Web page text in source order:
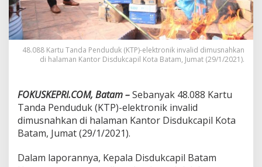
n
,
4
8
r
i
K
T
P
E
l
k
t
48.088 Kartu Tanda Penduduk (KTP)-elektronik invalid dimusnahkan
di halaman Kantor Disdukcapil Kota Batam, Jumat (29/1/2021).
FOKUSKEPRI.COM, Batam –Sebanyak 48.088 Kartu
Tanda Penduduk (KTP)-elektronik invalid
dimusnahkan di halaman Kantor Disdukcapil Kota
Batam, Jumat (29/1/2021).
Dalam laporannya, Kepala Disdukcapil Batam